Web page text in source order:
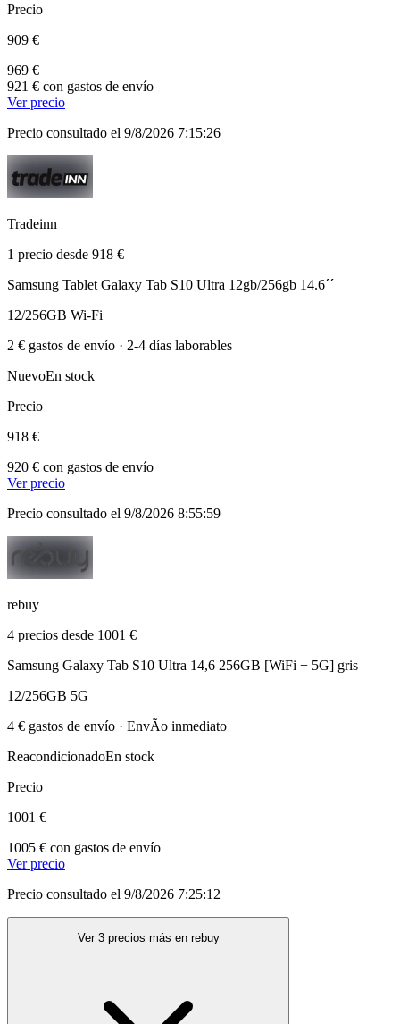
Precio
909 €
969 €
921 € con gastos de envío
Ver precio
Precio consultado el 9/8/2026 7:15:26
Tradeinn
1 precio desde 918 €
Samsung Tablet Galaxy Tab S10 Ultra 12gb/256gb 14.6´´
12/256GB Wi-Fi
2 € gastos de envío · 2-4 días laborables
NuevoEn stock
Precio
918 €
920 € con gastos de envío
Ver precio
Precio consultado el 9/8/2026 8:55:59
rebuy
4 precios desde 1001 €
Samsung Galaxy Tab S10 Ultra 14,6 256GB [WiFi + 5G] gris
12/256GB 5G
4 € gastos de envío · EnvÃ­o inmediato
ReacondicionadoEn stock
Precio
1001 €
1005 € con gastos de envío
Ver precio
Precio consultado el 9/8/2026 7:25:12
Ver 3 precios más en rebuy